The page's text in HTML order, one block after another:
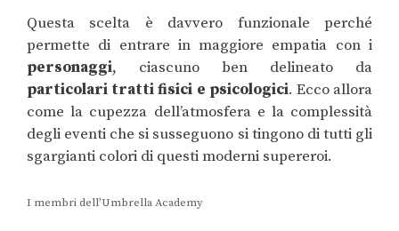
Questa scelta è davvero funzionale perché
permette di entrare in maggiore empatia con i
personaggi, ciascuno ben delineato da
particolari tratti fisici e psicologici. Ecco allora
come la cupezza dell’atmosfera e la complessità
degli eventi che si susseguono si tingono di tutti gli
sgargianti colori di questi moderni supereroi.
I membri dell’Umbrella Academy